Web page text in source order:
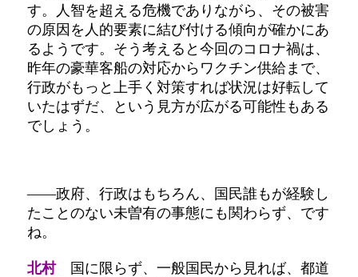
す。人智を超える危機でありながら、その被害
の原因を人的要素に結び付ける傾向が確かにあ
るようです。そう考えると今回のコロナ禍は、
昨年の豪華客船の対応からワクチン供給まで、
行政がもっと上手く対策すれば状況は好転して
いたはずだ、という見方が広がる可能性もある
でしょう。
――政府、行政はもちろん、国民誰もが経験し
たことのない未曽有の事態にも関わらず、です
ね。
北村国に限らず、一般国民から見れば、都道